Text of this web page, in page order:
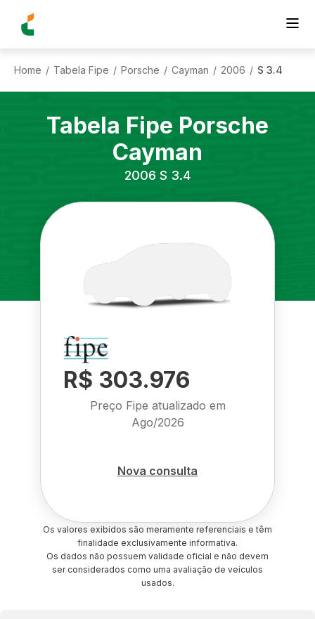
Home / Tabela Fipe / Porsche / Cayman / 2006 / S 3.4
Tabela Fipe Porsche
Cayman
2006 S 3.4
R$ 303.976
Preço Fipe atualizado em
Ago/2026
Nova consulta
Os valores exibidos são meramente referenciais e têm
finalidade exclusivamente informativa.
Os dados não possuem validade oficial e não devem
ser considerados como uma avaliação de veículos
usados.